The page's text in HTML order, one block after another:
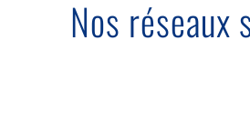
Nos réseaux